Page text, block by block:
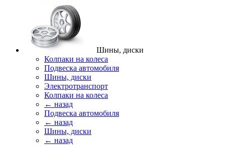
Шины, диски
Колпаки на колеса
Подвеска автомобиля
Шины, диски
Электротранспорт
Колпаки на колеса
← назад
Подвеска автомобиля
← назад
Шины, диски
← назад